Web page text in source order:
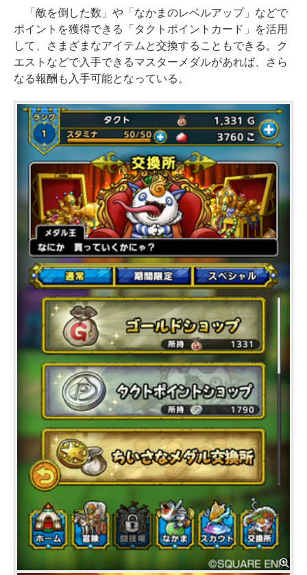
「敵を倒した数」や「なかまのレベルアップ」などで
ポイントを獲得できる「タクトポイントカード」を活用
して、さまざまなアイテムと交換することもできる。ク
エストなどで入手できるマスターメダルがあれば、さら
なる報酬も入手可能となっている。